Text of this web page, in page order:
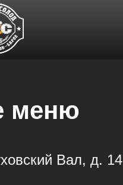
меню
Вал, д. 14